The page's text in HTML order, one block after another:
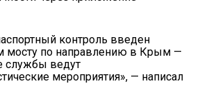
контроль введен
мосту по направлению в Крым —
службы ведут
мероприятия», — написал